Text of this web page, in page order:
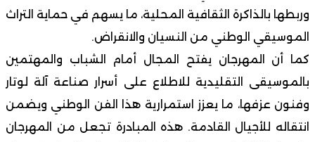
وربطها بالذاكرة الثقافية المحلية، ما يسهم في حماية التراث
الموسيقي الوطني من النسيان والانقراض.
كما أن المهرجان يفتح المجال أمام الشباب والمهتمين
بالموسيقى التقليدية للاطلاع على أسرار صناعة آلة لوتار
وفنون عزفها، ما يعزز استمرارية هذا الفن الوطني ويضمن
انتقاله للأجيال القادمة. هذه المبادرة تجعل من المهرجان